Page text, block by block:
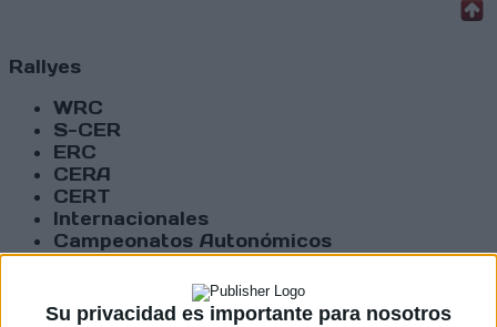
Su privacidad es importante para nosotros
Rallyes
WRC
S-CER
ERC
CERA
CERT
Internacionales
Campeonatos Autonómicos
Históricos
RallyCross